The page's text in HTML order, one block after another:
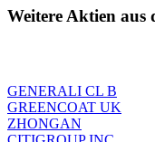
Weitere Aktien aus
GENERALI CL B
GREENCOAT UK
ZHONGAN